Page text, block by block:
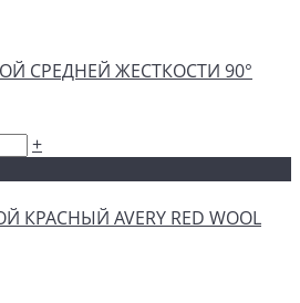
СРЕДНЕЙ ЖЕСТКОСТИ 90°
+